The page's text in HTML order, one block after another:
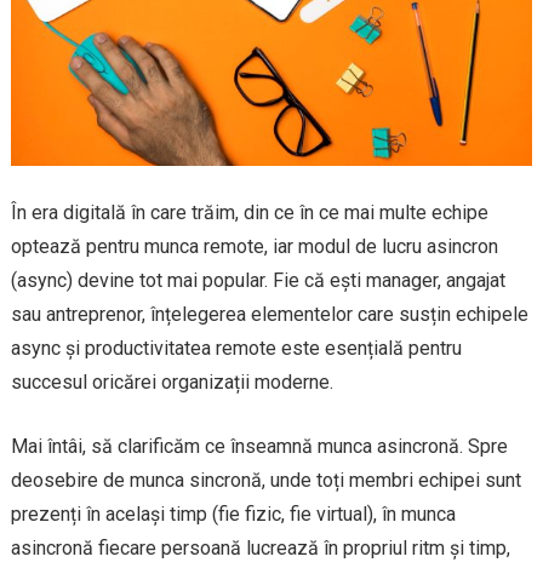
În era digitală în care trăim, din ce în ce mai multe echipe
optează pentru munca remote, iar modul de lucru asincron
(async) devine tot mai popular. Fie că ești manager, angajat
sau antreprenor, înțelegerea elementelor care susțin echipele
async și productivitatea remote este esențială pentru
succesul oricărei organizații moderne.
Mai întâi, să clarificăm ce înseamnă munca asincronă. Spre
deosebire de munca sincronă, unde toți membri echipei sunt
prezenți în același timp (fie fizic, fie virtual), în munca
asincronă fiecare persoană lucrează în propriul ritm și timp,